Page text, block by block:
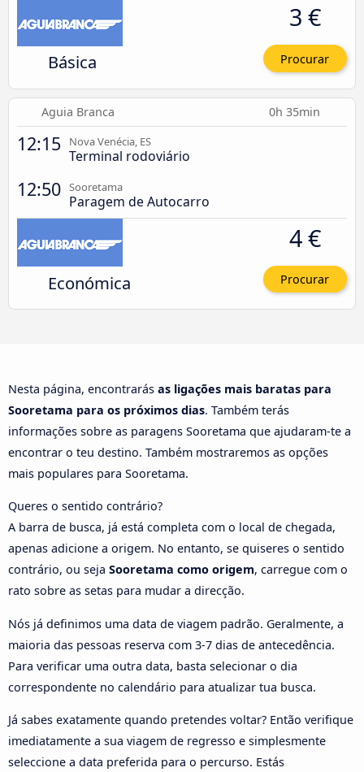
Básica
3 €
Procurar
Aguia Branca 0h 35min
12:15 Nova Venécia, ES
Terminal rodoviário
12:50 Sooretama
Paragem de Autocarro
Económica
4 €
Procurar
Nesta página, encontrarás as ligações mais baratas para
Sooretama para os próximos dias. Também terás
informações sobre as paragens Sooretama que ajudaram-te a
encontrar o teu destino. Também mostraremos as opções
mais populares para Sooretama.
Queres o sentido contrário?
A barra de busca, já está completa com o local de chegada,
apenas adicione a origem. No entanto, se quiseres o sentido
contrário, ou seja Sooretama como origem, carregue com o
rato sobre as setas para mudar a direcção.
Nós já definimos uma data de viagem padrão. Geralmente, a
maioria das pessoas reserva com 3-7 dias de antecedência.
Para verificar uma outra data, basta selecionar o dia
correspondente no calendário para atualizar tua busca.
Já sabes exatamente quando pretendes voltar? Então verifique
imediatamente a sua viagem de regresso e simplesmente
seleccione a data preferida para o percurso. Estás